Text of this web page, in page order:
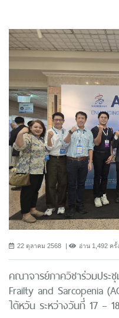
22 ตุลาคม 2568 อ่าน 1,492 ครั้
คณาจารย์ภาควิชาร่วมประ
Frailty and Sarcopenia
ไต้หวัน ระหว่างวันที่ 17 –